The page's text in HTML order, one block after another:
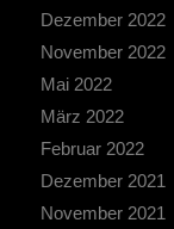
Dezember 2022
November 2022
Mai 2022
März 2022
Februar 2022
Dezember 2021
November 2021